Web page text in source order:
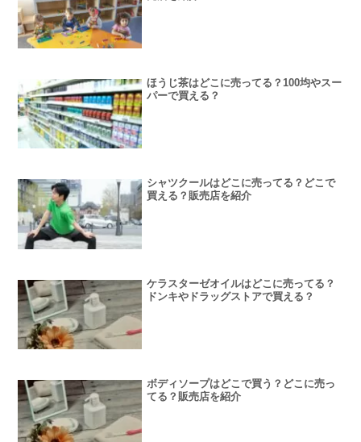
ほうじ茶はどこに売ってる？100均やスー
パーで買える？
シャツクールはどこに売ってる？どこで
買える？販売店を紹介
ケラスターゼオイルはどこに売ってる？
ドンキやドラッグストアで買える？
ボディソープはどこで買う？どこに売っ
てる？販売店を紹介